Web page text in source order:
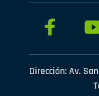
Dirección: Av.